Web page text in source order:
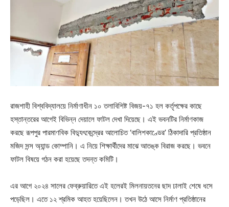
রাজশাহী বিশ্ববিদ্যালয়ে নির্মাণাধীন ১০ তলাবিশিষ্ট বিজয়-৭১ হল কর্তৃপক্ষের কাছে
হস্তান্তরের আগেই বিভিন্ন দেয়ালে ফাটল দেখা দিয়েছে। এই ভবনটির নির্মাণকাজ
করছে রূপপুর পারমাণবিক বিদ্যুৎকেন্দ্রের আলোচিত ‘বালিশকাণ্ডের’ ঠিকাদারি প্রতিষ্ঠান
মজিদ সন্স অ্যান্ড কোম্পানি। এ নিয়ে শিক্ষার্থীদের মাঝে আতঙ্ক বিরাজ করছে। ভবনে
ফাটল বিষয়ে গঠন করা হয়েছে তদন্ত কমিটি।
এর আগে ২০২৪ সালের ফেব্রুয়ারিতে এই হলেরই মিলনায়তনের ছাদ ঢালাই শেষে ধসে
পড়েছিল। এতে ১২ শ্রমিক আহত হয়েছিলেন। তখন উঠে আসে নির্মাণ প্রতিষ্ঠানের